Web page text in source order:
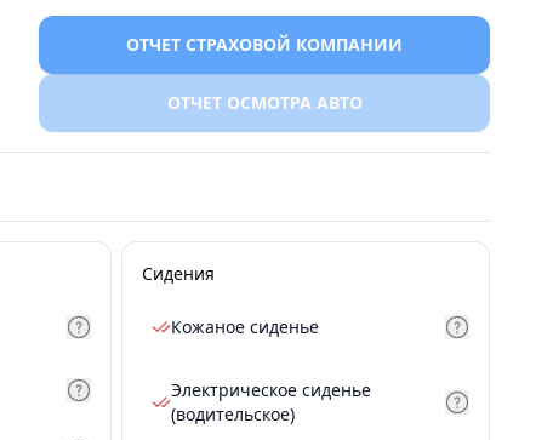
ОТЧЕТ СТРАХОВОЙ КОМПАНИИ
ОТЧЕТ ОСМОТРА АВТО
Сидения
Кожаное сиденье
Электрическое сиденье
(водительское)